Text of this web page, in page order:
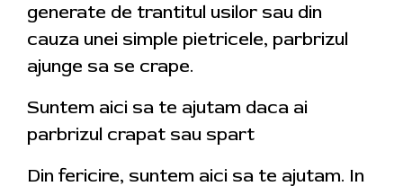
generate de trantitul usilor sau din
cauza unei simple pietricele, parbrizul
ajunge sa se crape.
Suntem aici sa te ajutam daca ai
parbrizul crapat sau spart
Din fericire, suntem aici sa te ajutam. In